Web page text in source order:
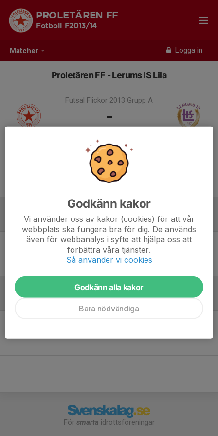
Matcher Logga in
PROLETÄREN FF
Fotboll F2013/14
Proletären FF - Lerums IS Lila
Futsal Flickor 2013 Grupp A
-
Samling 14:35
Laguppställning
Ingen uppställning ifylld
Referat
För smarta idrottsföreningar
Godkänn kakor
Vi använder oss av kakor (cookies) för att vår
webbplats ska fungera bra för dig. De används
även för webbanalys i syfte att hjälpa oss att
förbättra våra tjänster.
Så använder vi cookies
Godkänn alla kakor
Bara nödvändiga